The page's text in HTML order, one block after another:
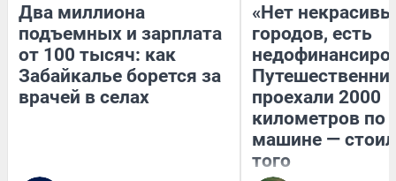
Два миллиона
подъемных и зарплата
от 100 тысяч: как
Забайкалье борется за
врачей в селах
«Нет
городов, есть
проехали 2000
километров по
машине —
того